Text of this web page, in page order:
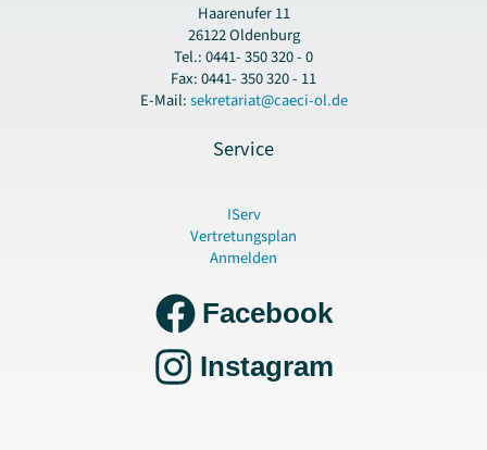
Haarenufer 11
26122 Oldenburg
Tel.: 0441- 350 320 - 0
Fax: 0441- 350 320 - 11
E-Mail:sekretariat@caeci-ol.de
Service
IServ
Vertretungsplan
Anmelden
Facebook
Instagram